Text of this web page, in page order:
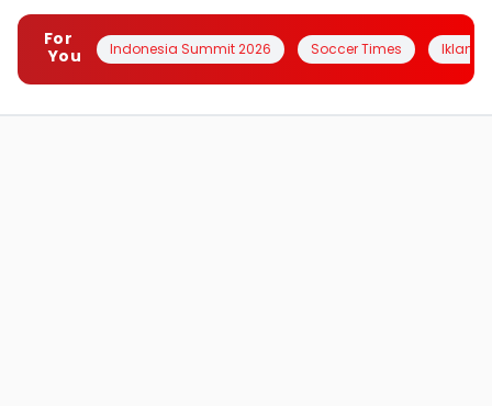
For
You
Indonesia Summit 2026 Soccer Times Iklanin